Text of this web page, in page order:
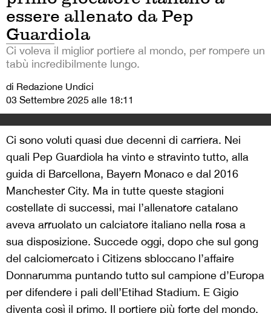
essere allenato da Pep
Guardiola
Ci voleva il miglior portiere al mondo, per rompere un
tabù incredibilmente lungo.
di Redazione Undici
03 Settembre 2025 alle 18:11
Ci sono voluti quasi due decenni di carriera. Nei
quali Pep Guardiola ha vinto e stravinto tutto, alla
guida di Barcellona, Bayern Monaco e dal 2016
Manchester City. Ma in tutte queste stagioni
costellate di successi, mai l’allenatore catalano
aveva arruolato un calciatore italiano nella rosa a
sua disposizione. Succede oggi, dopo che sul gong
del calciomercato i Citizens sbloccano l’affaire
Donnarumma puntando tutto sul campione d’Europa
per difendere i pali dell’Etihad Stadium. E Gigio
diventa così il primo. Il portiere più forte del mondo,